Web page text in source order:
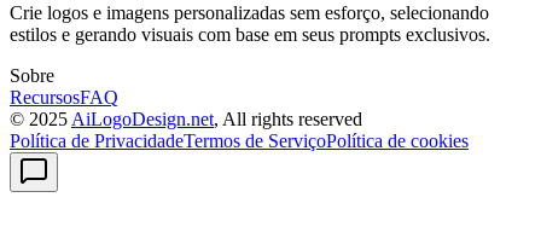
Crie logos e imagens personalizadas sem esforço, selecionando
estilos e gerando visuais com base em seus prompts exclusivos.
Sobre
RecursosFAQ
© 2025 AiLogoDesign.net, All rights reserved
Política de PrivacidadeTermos de ServiçoPolítica de cookies